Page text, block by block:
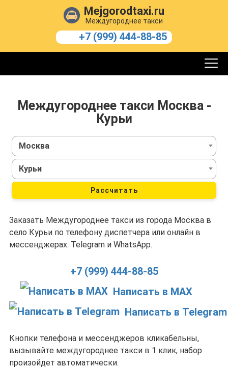
Mejgorodtaxi.ru
Междугороднее такси
+7 (999) 444-88-85
Междугороднее такси Москва -
Курьи
Москва
Курьи
Рассчитать
Заказать Междугороднее такси из города Москва в
село Курьи по телефону диспетчера или онлайн в
мессенджерах: Telegram и WhatsApp.
+7 (999) 444-88-85
Написать в MAX
Написать в Telegram
Кнопки телефона и мессенджеров кликабельны,
вызывайте междугороднее такси в 1 клик, набор
произойдет автоматически.